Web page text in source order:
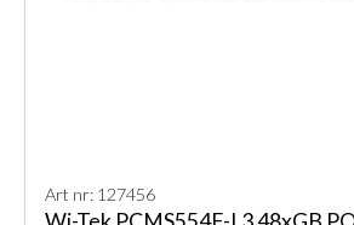
Art nr: 127456